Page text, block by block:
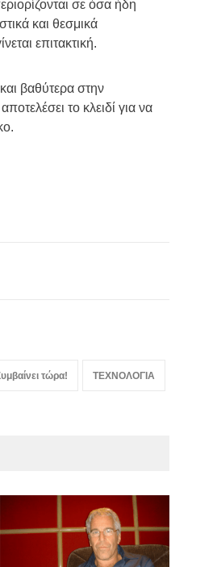
σε όσα ήδη
και θεσμικά
επιτακτική.
βαθύτερα στην
το κλειδί για να
τώρα! ΤΕΧΝΟΛΟΓΙΑ